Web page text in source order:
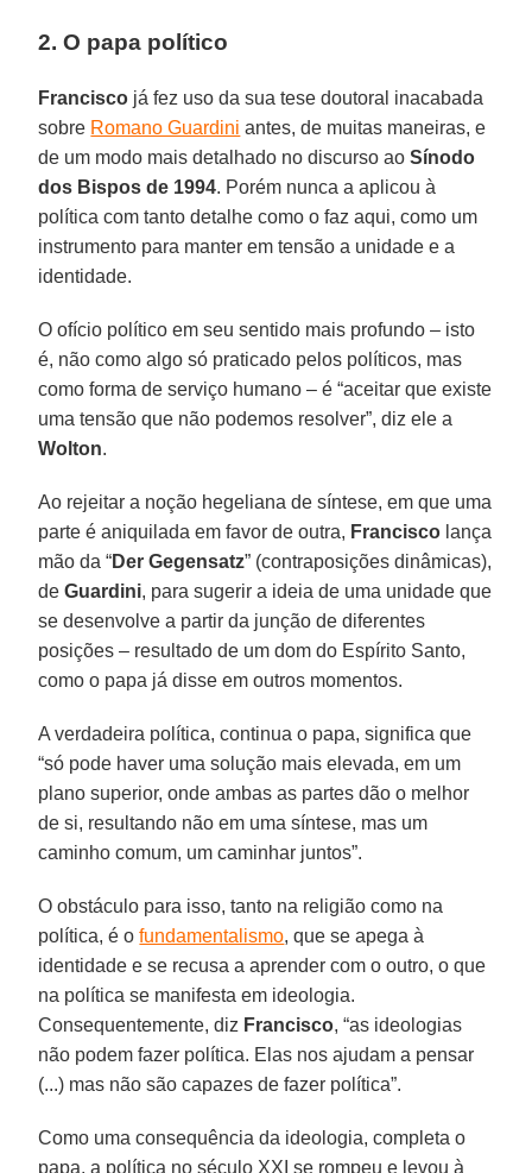
2. O papa político
Francisco já fez uso da sua tese doutoral inacabada
sobre Romano Guardini antes, de muitas maneiras, e
de um modo mais detalhado no discurso aoSínodo
dos Bispos de 1994. Porém nunca a aplicou à
política com tanto detalhe como o faz aqui, como um
instrumento para manter em tensão a unidade e a
identidade.
O ofício político em seu sentido mais profundo – isto
é, não como algo só praticado pelos políticos, mas
como forma de serviço humano – é “aceitar que existe
uma tensão que não podemos resolver”, diz ele a
Wolton.
Ao rejeitar a noção hegeliana de síntese, em que uma
parte é aniquilada em favor de outra, Francisco lança
mão da “Der Gegensatz” (contraposições dinâmicas),
deGuardini, para sugerir a ideia de uma unidade que
se desenvolve a partir da junção de diferentes
posições – resultado de um dom do Espírito Santo,
como o papa já disse em outros momentos.
A verdadeira política, continua o papa, significa que
“só pode haver uma solução mais elevada, em um
plano superior, onde ambas as partes dão o melhor
de si, resultando não em uma síntese, mas um
caminho comum, um caminhar juntos”.
O obstáculo para isso, tanto na religião como na
política, é ofundamentalismo, que se apega à
identidade e se recusa a aprender com o outro, o que
na política se manifesta em ideologia.
Consequentemente, diz Francisco, “as ideologias
não podem fazer política. Elas nos ajudam a pensar
(...) mas não são capazes de fazer política”.
Como uma consequência da ideologia, completa o
papa, a política no século XXI se rompeu e levou à